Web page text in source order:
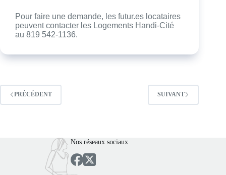
Pour faire une demande, les futur.es locataires
peuvent contacter les Logements Handi-Cité
au 819 542-1136.
PRÉCÉDENT SUIVANT
Nos réseaux sociaux